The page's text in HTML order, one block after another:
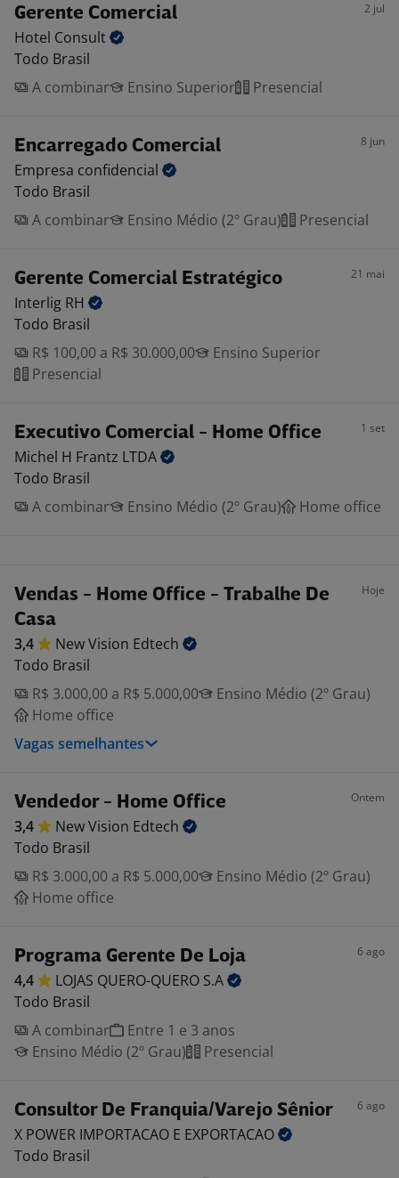
Gerente Comercial 2 jul
Hotel Consult
Todo Brasil
A combinar
Ensino Superior Presencial
Encarregado Comercial 8 jun
Empresa confidencial
Todo Brasil
A combinar
Ensino Médio (2º Grau) Presencial
Gerente Comercial Estratégico 21 mai
Interlig RH
Todo Brasil
R$ 100,00 a R$ 30.000,00
Ensino Superior
Presencial
Executivo Comercial - Home Office 1 set
Michel H Frantz LTDA
Todo Brasil
A combinar
Ensino Médio (2º Grau) Home office
Vendas - Home Office - Trabalhe De
Casa
Hoje
3,4 New Vision Edtech
Todo Brasil
R$ 3.000,00 a R$ 5.000,00
Ensino Médio (2º Grau)
Home office
Vagas semelhantes
Vendedor - Home Office Ontem
3,4 New Vision Edtech
Todo Brasil
R$ 3.000,00 a R$ 5.000,00
Ensino Médio (2º Grau)
Home office
Programa Gerente De Loja 6 ago
4,4 LOJAS QUERO-QUERO S.A
Todo Brasil
A combinar
Entre 1 e 3 anos
Ensino Médio (2º Grau)
Presencial
Consultor De Franquia/Varejo Sênior 6 ago
X POWER IMPORTACAO E EXPORTACAO
Todo Brasil